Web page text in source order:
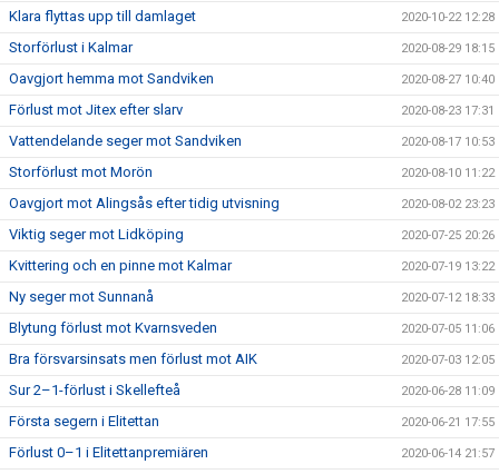
Klara flyttas upp till damlaget 2020-10-22 12:28
Storförlust i Kalmar 2020-08-29 18:15
Oavgjort hemma mot Sandviken 2020-08-27 10:40
Förlust mot Jitex efter slarv 2020-08-23 17:31
Vattendelande seger mot Sandviken 2020-08-17 10:53
Storförlust mot Morön 2020-08-10 11:22
Oavgjort mot Alingsås efter tidig utvisning 2020-08-02 23:23
Viktig seger mot Lidköping 2020-07-25 20:26
Kvittering och en pinne mot Kalmar 2020-07-19 13:22
Ny seger mot Sunnanå 2020-07-12 18:33
Blytung förlust mot Kvarnsveden 2020-07-05 11:06
Bra försvarsinsats men förlust mot AIK 2020-07-03 12:05
Sur 2–1-förlust i Skellefteå 2020-06-28 11:09
Första segern i Elitettan 2020-06-21 17:55
Förlust 0–1 i Elitettanpremiären 2020-06-14 21:57